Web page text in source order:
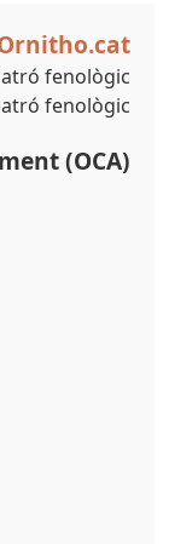
fenològic
fenològic
(OCA)